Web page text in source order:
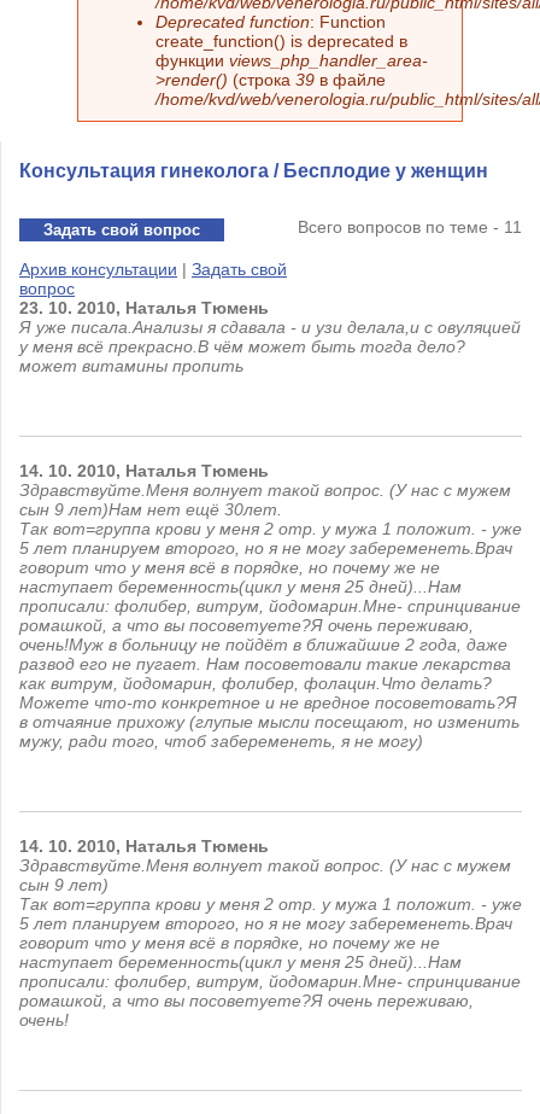
Deprecated function: Function
create_function() is deprecated в
функции views_php_handler_area-
>render() (строка 39 в файле
/home/kvd/web/venerologia.ru/public_html/sites/
Консультация гинеколога / Бесплодие у женщин
Задать свой вопрос Всего вопросов по теме - 11
Архив консультации | Задать свой
вопрос
23. 10. 2010, Наталья Тюмень
Я уже писала.Анализы я сдавала - и узи делала,и с овуляцией
у меня всё прекрасно.В чём может быть тогда дело?
может витамины пропить
14. 10. 2010, Наталья Тюмень
Здравствуйте.Меня волнует такой вопрос. (У нас с мужем
сын 9 лет)Нам нет ещё 30лет.
Так вот=группа крови у меня 2 отр. у мужа 1 положит. - уже
5 лет планируем второго, но я не могу забеременеть.Врач
говорит что у меня всё в порядке, но почему же не
наступает беременность(цикл у меня 25 дней)...Нам
прописали: фолибер, витрум, йодомарин.Мне- спринцивание
ромашкой, а что вы посоветуете?Я очень переживаю,
очень!Муж в больницу не пойдёт в ближайшие 2 года, даже
развод его не пугает. Нам посоветовали такие лекарства
как витрум, йодомарин, фолибер, фолацин.Что делать?
Можете что-то конкретное и не вредное посоветовать?Я
в отчаяние прихожу (глупые мысли посещают, но изменить
мужу, ради того, чтоб забеременеть, я не могу)
14. 10. 2010, Наталья Тюмень
Здравствуйте.Меня волнует такой вопрос. (У нас с мужем
сын 9 лет)
Так вот=группа крови у меня 2 отр. у мужа 1 положит. - уже
5 лет планируем второго, но я не могу забеременеть.Врач
говорит что у меня всё в порядке, но почему же не
наступает беременность(цикл у меня 25 дней)...Нам
прописали: фолибер, витрум, йодомарин.Мне- спринцивание
ромашкой, а что вы посоветуете?Я очень переживаю,
очень!